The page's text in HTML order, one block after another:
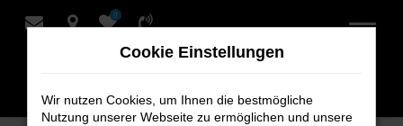
Zum
0
Cookie Einstellungen
Wir nutzen Cookies, um Ihnen die bestmögliche
Nutzung unserer Webseite zu ermöglichen und unsere